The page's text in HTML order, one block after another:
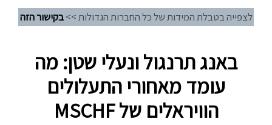
לצפייה בטבלת המידות של כל החברות הגדולות >>בקישור הזה
באנג תרנגול ונעלי שטן: מה
עומד מאחורי התעלולים
הוויראלים של MSCHF